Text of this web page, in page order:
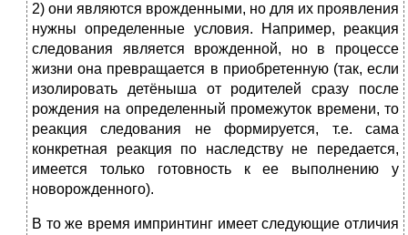
2) они являются врожденными, но для их проявления
нужны определенные условия. Например, реакция
следования является врожденной, но в процессе
жизни она превращается в приобретенную (так, если
изолировать детёныша от родителей сразу после
рождения на определенный промежуток времени, то
реакция следования не формируется, т.е. сама
конкретная реакция по наследству не передается,
имеется только готовность к ее выполнению у
новорожденного).
В то же время импринтинг имеет следующие отличия